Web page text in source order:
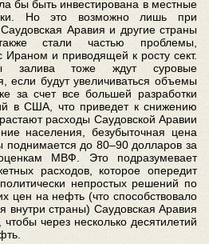
бы быть инвестирована в местные
Но это возможно лишь при
Аравия и другие страны
стали частью проблемы,
и приводящей к росту сект.
залива тоже ждут суровые
если будут увеличиваться объемы
за счет все большей разработки
в США, что приведет к снижению
расходы Саудовской Аравии
населения, безубыточная цена
поднимается до 80–90 долларов за
МВФ. Это подразумевает
расходов, которое опередит
непростых решений по
цен на нефть (что способствовало
внутри страны) Саудовская Аравия
через несколько десятилетий